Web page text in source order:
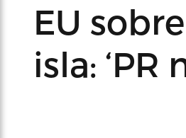
EU
isla: ‘PR